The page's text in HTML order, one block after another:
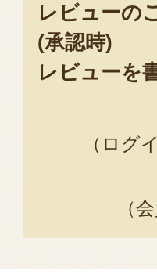
レビューの
(承認時)
レビューを
（ログ
（